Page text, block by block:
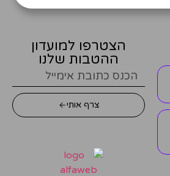
הצטרפו למועדון
ההטבות שלנו
צרף אותי